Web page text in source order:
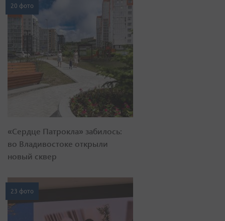
20 фото
«Сердце Патрокла» забилось:
во Владивостоке открыли
новый сквер
23 фото